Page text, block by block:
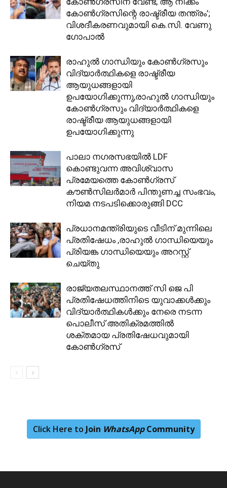
കോൺ​ഗ്രസിന്റെ രാഷ്ട്രീയ തന്ത്രം’;
വിശദീകരണവുമായി കെ.സി. വേണു​
ഗോപാൽ
രാഹുൽ ഗാന്ധിയും കോൺഗ്രസും
വിദ്യാർത്ഥികളെ രാഷ്ട്രീയ
ആയുധങ്ങളായി
ഉപയോഗിക്കുന്നു,രാഹുൽ ഗാന്ധിയും
കോൺഗ്രസും വിദ്യാർത്ഥികളെ
രാഷ്ട്രീയ ആയുധങ്ങളായി
ഉപയോഗിക്കുന്നു
പാലാ നഗരസഭയിൽ LDF
കൊണ്ടുവന്ന അവിശ്വാസ
പ്രമേയത്തെ കോൺഗ്രസ്
കൗൺസിലർമാർ പിന്തുണച്ച സംഭവം,
നിയമ നടപടിക്കൊരുങ്ങി DCC
പ്രധാനമന്ത്രിയുടെ വീടിന് മുന്നിലെ
പ്രതിഷേധം ,രാഹുല്‍ ഗാന്ധിയെയും
പ്രിയങ്ക ഗാന്ധിയെയും അറസ്റ്റ്
ചെയ്തു
രാജ്യതലസ്ഥാനത്ത് സി ജെ പി
പ്രതിഷേധത്തിനിടെ യുവാക്കൾക്കും
വിദ്യാർത്ഥികൾക്കും നേരെ നടന്ന
പൊലീസ് അതിക്രമത്തിൽ
ശക്തമായ പ്രതിഷേധവുമായി
കോൺഗ്രസ്
Click Here to Join WhatsAppCommunity